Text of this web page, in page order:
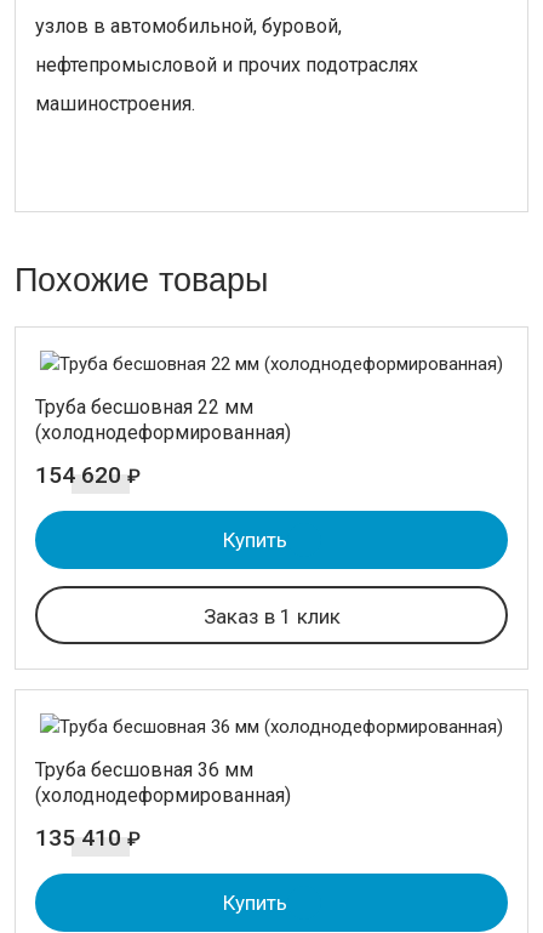
узлов в автомобильной, буровой,
нефтепромысловой и прочих подотраслях
машиностроения.
Похожие товары
Труба бесшовная 22 мм
(холоднодеформированная)
154 620 ₽
Купить
Заказ в 1 клик
Труба бесшовная 36 мм
(холоднодеформированная)
135 410 ₽
Купить